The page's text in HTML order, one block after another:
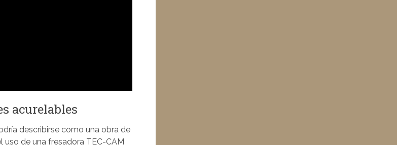
acurelables
describirse como una obra de
de una fresadora TEC-CAM